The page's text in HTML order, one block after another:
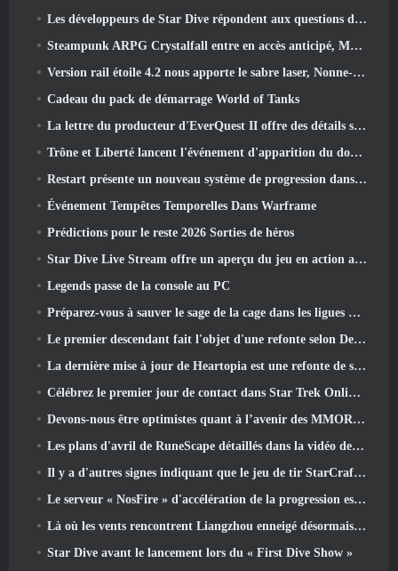
Les développeurs de Star Dive répondent aux questions des joueurs dans un livestream surprise
Steampunk ARPG Crystalfall entre en accès anticipé, Mais pas sans quelques défauts
Version rail étoile 4.2 nous apporte le sabre laser, Nonne-mandrin, Batteur pionnier et un émanateur d’exaltation
Cadeau du pack de démarrage World of Tanks
La lettre du producteur d'EverQuest II offre des détails sur le serveur d'extension verrouillé dans le temps
Trône et Liberté lancent l'événement d'apparition du double archboss
Restart présente un nouveau système de progression dans la mise à jour de la saison SS4
Événement Tempêtes Temporelles Dans Warframe
Prédictions pour le reste 2026 Sorties de héros
Star Dive Live Stream offre un aperçu du jeu en action avant son lancement
Legends passe de la console au PC
Préparez-vous à sauver le sage de la cage dans les ligues VI de Old School RuneScape: Pactes démoniaques
Le premier descendant fait l'objet d'une refonte selon Dev Stream
La dernière mise à jour de Heartopia est une refonte de style Alice au pays des merveilles
Célébrez le premier jour de contact dans Star Trek Online et gagnez une nouvelle version du Nobel Intel Battlecruiser
Devons-nous être optimistes quant à l’avenir des MMORPG?
Les plans d'avril de RuneScape détaillés dans la vidéo des développeurs
Il y a d'autres signes indiquant que le jeu de tir StarCraft en monde ouvert pourrait être une réalité
Le serveur « NosFire » d'accélération de la progression est désormais disponible dans NosTale
Là où les vents rencontrent Liangzhou enneigé désormais disponible avec la sortie de la version 1.5
Star Dive avant le lancement lors du « First Dive Show »